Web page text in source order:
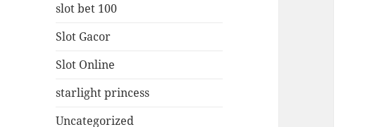
slot bet 100
Slot Gacor
Slot Online
starlight princess
Uncategorized